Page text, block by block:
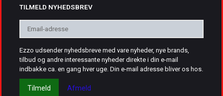
TILMELD NYHEDSBREV
Email-
adresse
Ezzo udsender nyhedsbreve med vare nyheder, nye brands,
tilbud og andre interessante nyheder direkte i din e-mail
indbakke ca. en gang hver uge. Din e-mail adresse bliver os hos.
Tilmeld Afmeld